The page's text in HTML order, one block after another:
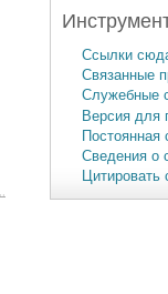
Ссылки
Связанные
Служебные
Версия для
Постоянная
Сведения о
Цитировать